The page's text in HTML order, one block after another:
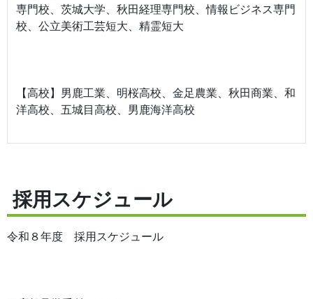
専門校、茨城大学、秋田経理専門校、情報ビジネス専門
校、公立美術工芸短大、精霊短大
【高校】男鹿工業、明桜高校、金足農業、秋田商業、和
洋高校、五城目高校、男鹿海洋高校
採用スケジュール
令和８年度 採用スケジュール